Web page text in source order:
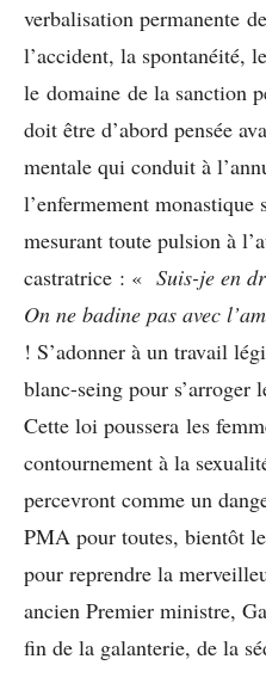
verbalisation permanente
l’accident, la spontanéité,
le domaine de la sanction
doit être d’abord pensée
mentale qui conduit à
l’enfermement
mesurant toute pulsion à
castratrice : « Suis-je en
On ne badine pas avec
! S’adonner à un travail
blanc-seing pour s’arroger
Cette loi poussera les
contournement à la
percevront comme un
PMA pour toutes, bientôt
pour reprendre la
ancien Premier ministre,
fin de la galanterie, de la